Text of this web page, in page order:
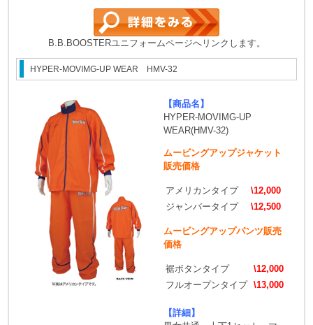
B.B.BOOSTERユニフォームページへリンクします。
HYPER-MOVIMG-UP WEAR HMV-32
【商品名】
HYPER-MOVIMG-UP
WEAR(HMV-32)
ムービングアップジャケット
販売価格
アメリカンタイプ
\12,000
ジャンバータイプ
\12,500
ムービングアップパンツ販売
価格
裾ボタンタイプ
\12,000
フルオープンタイプ \13,000
【詳細】